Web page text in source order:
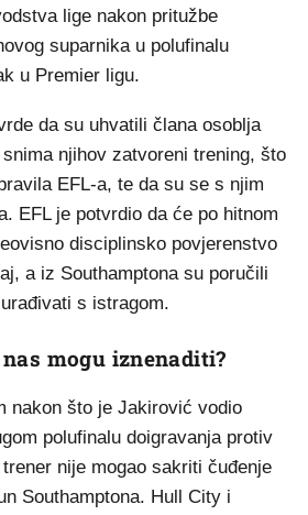
lige nakon pritužbe
suparnika u polufinalu
u Premier ligu.
da su uhvatili člana osoblja
njihov zatvoreni trening, što
EFL-a, te da su se s njim
EFL je potvrdio da će po hitnom
disciplinsko povjerenstvo
a iz Southamptona su poručili
s istragom.
mogu iznenaditi?
nakon što je Jakirović vodio
polufinalu doigravanja protiv
nije mogao sakriti čuđenje
Southamptona. Hull City i